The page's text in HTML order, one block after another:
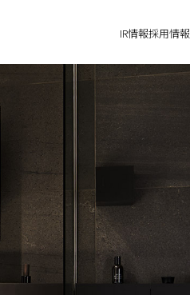
IR情報採用情報